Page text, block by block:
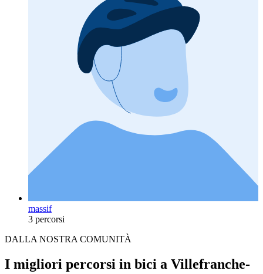
massif
3 percorsi
DALLA NOSTRA COMUNITÀ
I migliori percorsi in bici a Villefranche-